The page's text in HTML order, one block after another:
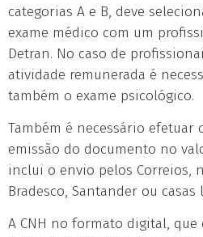
categorias A e B, deve
exame médico com um
Detran. No caso de
atividade remunerada é
também o exame psicológico.
Também é necessário efetuar
emissão do documento no
inclui o envio pelos Correios,
Bradesco, Santander ou casas
A CNH no formato digital,